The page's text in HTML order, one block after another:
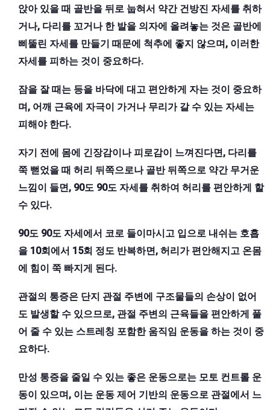
앉아 있을 때 골반을 뒤로 눕혀서 약간 건방진 자세를 취하
거나, 다리를 꼬거나 한 발을 의자에 올려놓는 것은 골반에
삐뚤린 자세를 만들기 때문에 척추에 좋지 않으며, 이러한
자세를 피하는 것이 중요하다.
잠을 잘 때는 등을 바닥에 대고 편안하게 자는 것이 중요하
며, 어깨 근육에 자극이 가거나 무리가 갈 수 있는 자세는
피해야 한다.
자기 전에 몸에 긴장감이나 피로감이 느껴진다면, 다리를
쭉 뻗었을 때 허리 뒤쪽으로나 골반 뒤쪽으로 약간 무거운
느낌이 들면, 90도 90도 자세를 취하여 허리를 편안하게 할
수 있다.
90도 90도 자세에서 코로 들이마시고 입으로 내쉬는 호흡
을 10회에서 15회 정도 반복하면, 허리가 편안해지고 온몸
에 힘이 쭉 빠지게 된다.
관절의 통증은 단지 관절 주변에 구조물들의 손상이 없어
도 발생할 수 있으므로, 관절 주변의 근육들을 편안하게 풀
어 줄 수 있는 스트레칭 포함한 움직임 운동을 하는 것이 중
요하다.
만성 통증을 줄일 수 있는 좋은 운동으로는 모토 컨트롤 운
동이 있으며, 이는 운동 제어 기반의 운동으로 관절에서 느